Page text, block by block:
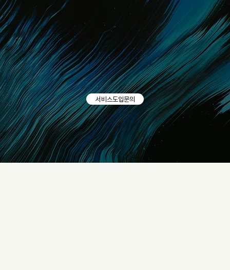
[에어프레미아] 장애인 채용의 불모지에서, 예술
이 만들어낸 첫 이륙
서비스도입문의